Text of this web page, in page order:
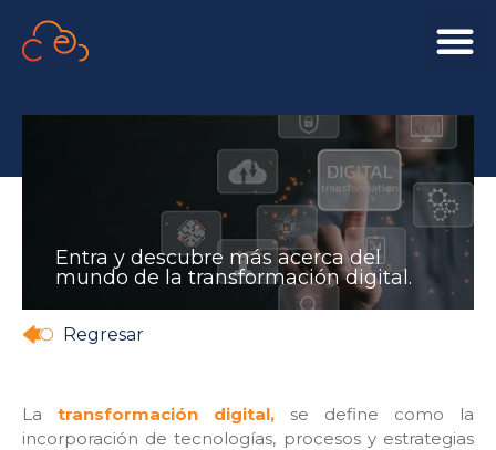
Entra y descubre más acerca del
mundo de la transformación digital.
Regresar
La transformación digital, se define como la
incorporación de tecnologías, procesos y estrategias